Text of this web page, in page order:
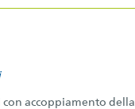
accoppiamento della